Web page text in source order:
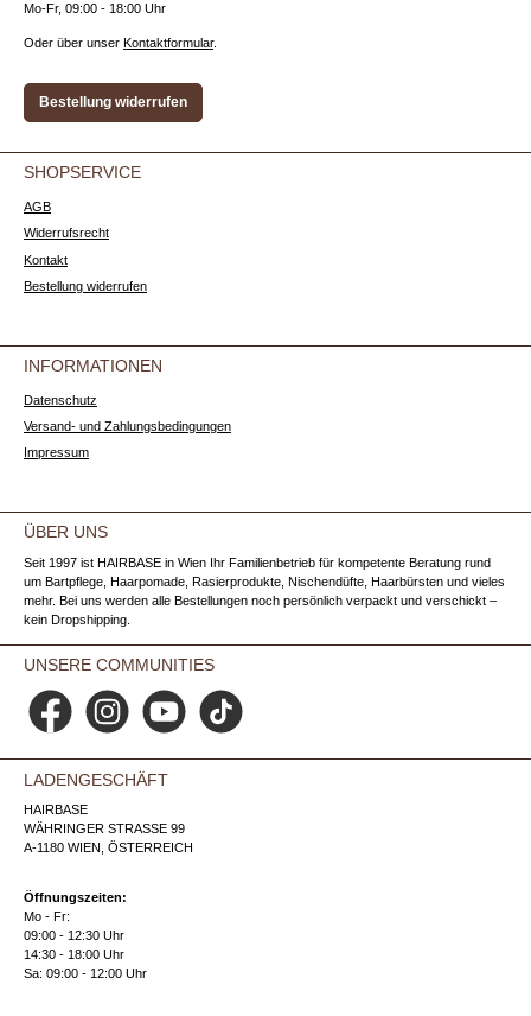
Mo-Fr, 09:00 - 18:00 Uhr
Oder über unser Kontaktformular.
Bestellung widerrufen
SHOPSERVICE
AGB
Widerrufsrecht
Kontakt
Bestellung widerrufen
INFORMATIONEN
Datenschutz
Versand- und Zahlungsbedingungen
Impressum
ÜBER UNS
Seit 1997 ist HAIRBASE in Wien Ihr Familienbetrieb für kompetente Beratung rund
um Bartpflege, Haarpomade, Rasierprodukte, Nischendüfte, Haarbürsten und vieles
mehr. Bei uns werden alle Bestellungen noch persönlich verpackt und verschickt –
kein Dropshipping.
UNSERE COMMUNITIES
Facebook Instagram YouTube TikTok
LADENGESCHÄFT
HAIRBASE
WÄHRINGER STRASSE 99
A-1180 WIEN, ÖSTERREICH
Öffnungszeiten:
Mo - Fr:
09:00 - 12:30 Uhr
14:30 - 18:00 Uhr
Sa: 09:00 - 12:00 Uhr